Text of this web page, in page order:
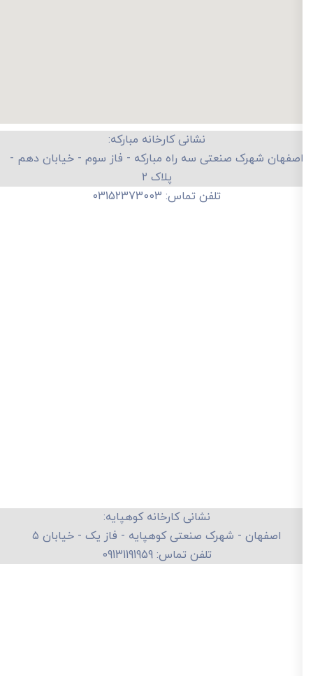
نشانی کارخانه مبارکه:
شهرک صنعتی سه راه مبارکه - فاز سوم - خیابان دهم -
پلاک ۲
تلفن تماس: 03152373003
نشانی کارخانه کوهپایه:
اصفهان - شهرک صنعتی کوهپایه - فاز یک - خیابان ۵
تلفن تماس: 09131191959